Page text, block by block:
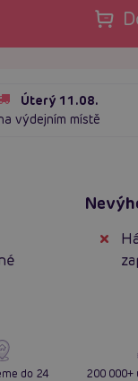
Úterý 11.08.
výdejním místě
do 24
200 000+